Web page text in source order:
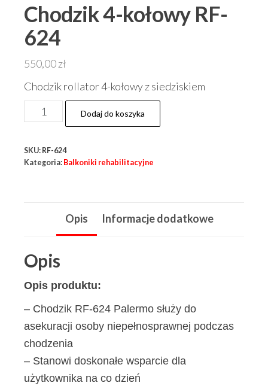
Chodzik 4-kołowy RF-
624
550,00zł
Chodzik rollator 4-kołowy z siedziskiem
ilość
Chodzik
kołowy
Dodaj do koszyka
SKU: RF-624
Kategoria: Balkoniki rehabilitacyjne
Opis Informacje dodatkowe
Opis
Opis produktu:
– Chodzik RF-624 Palermo służy do
asekuracji osoby niepełnosprawnej podczas
chodzenia
– Stanowi doskonałe wsparcie dla
użytkownika na co dzień